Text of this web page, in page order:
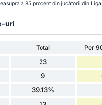
a 85 procent din jucătorii din Liga
uri
Total Per
23
9
39.13%